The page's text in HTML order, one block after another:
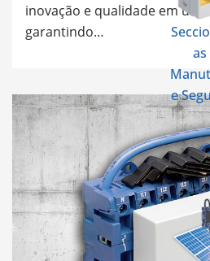
e
inovação e qualidade em
garantindo…